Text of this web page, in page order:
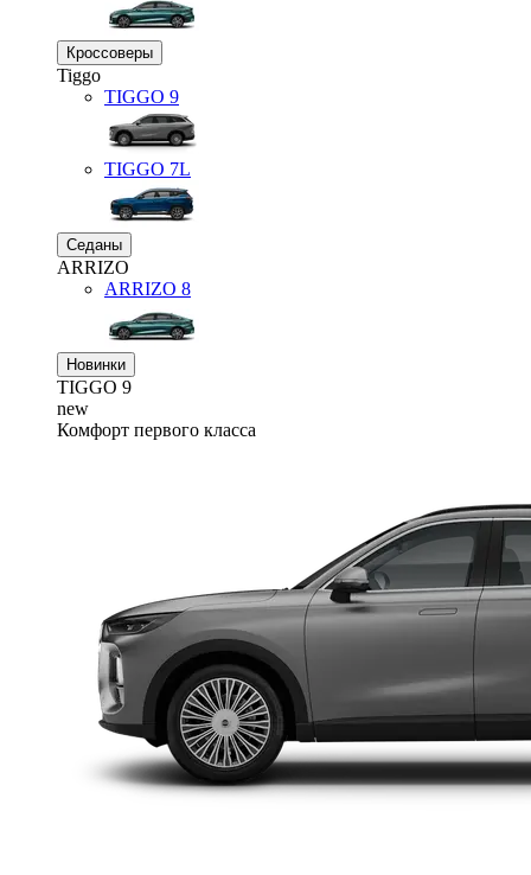
Кроссоверы
Tiggo
TIGGO 9
TIGGO 7L
Седаны
ARRIZO
ARRIZO 8
Новинки
TIGGO 9
new
Комфорт первого класса